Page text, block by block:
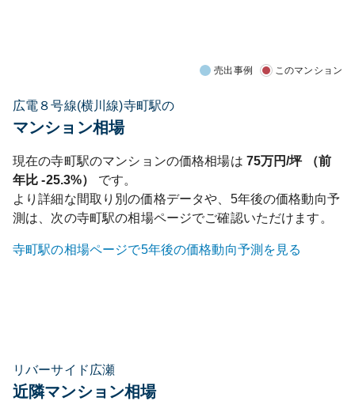
売出事例 このマンション
広電８号線(横川線)寺町駅の
マンション相場
現在の寺町駅のマンションの価格相場は 75万円/坪 （前
年比-25.3%）
です。
より詳細な間取り別の価格データや、5年後の価格動向予
測は、次の寺町駅の相場ページでご確認いただけます。
寺町駅の相場ページで5年後の価格動向予測を見る
リバーサイド広瀬
近隣マンション相場